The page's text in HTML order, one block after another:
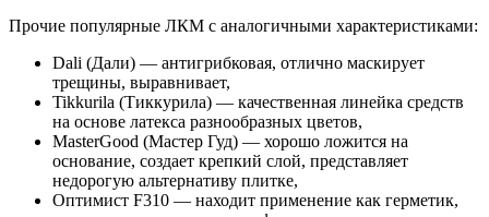
Прочие популярные ЛКМ с аналогичными характеристиками:
Dali (Дали) — антигрибковая, отлично маскирует
трещины, выравнивает,
Tikkurila (Тиккурила) — качественная линейка средств
на основе латекса разнообразных цветов,
MasterGood (Мастер Гуд) — хорошо ложится на
основание, создает крепкий слой, представляет
недорогую альтернативу плитке,
Оптимист F310 — находит применение как герметик,